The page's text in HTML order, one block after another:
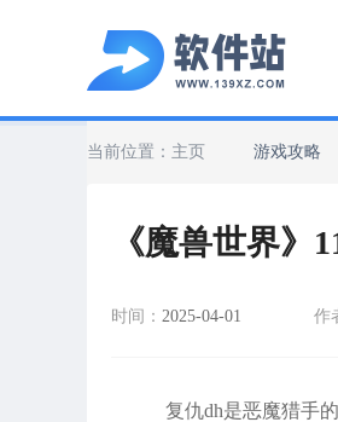
当前位置： 主页 游戏攻略
《魔兽世界》
时间： 2025-04-01 作
复仇dh是恶魔猎手